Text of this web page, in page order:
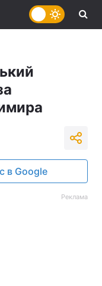
в Google
Реклама